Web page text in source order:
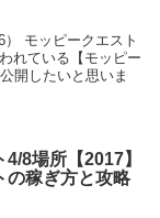
モッピークエスト
れている【モッピー
開したいと思いま
8場所【2017】
の稼ぎ方と攻略